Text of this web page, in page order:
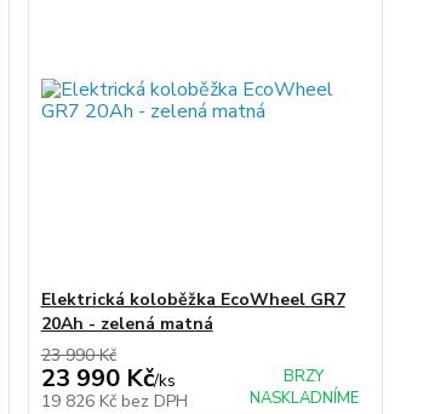
Elektrická koloběžka EcoWheel GR7
20Ah - zelená matná
23 990 Kč
23 990 Kč/ks
19 826 Kč bez DPH
BRZY
NASKLADNÍME